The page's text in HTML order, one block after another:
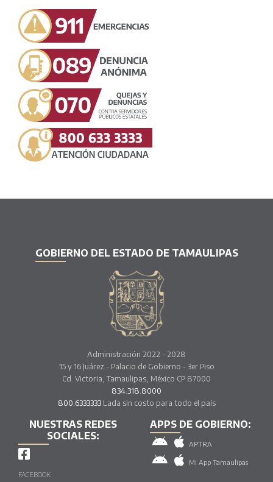
GOBIERNO DEL ESTADO DE TAMAULIPAS
Administración 2022 - 2028
15 y 16 Juárez - Palacio de Gobierno - 3er Piso
Cd. Victoria, Tamaulipas, México CP 87000
834.318.8000
800.6333333Lada sin costo para todo el país
NUESTRAS REDES
SOCIALES:
FACEBOOK
APPS DE GOBIERNO:
APTRA
Mi App Tamaulipas